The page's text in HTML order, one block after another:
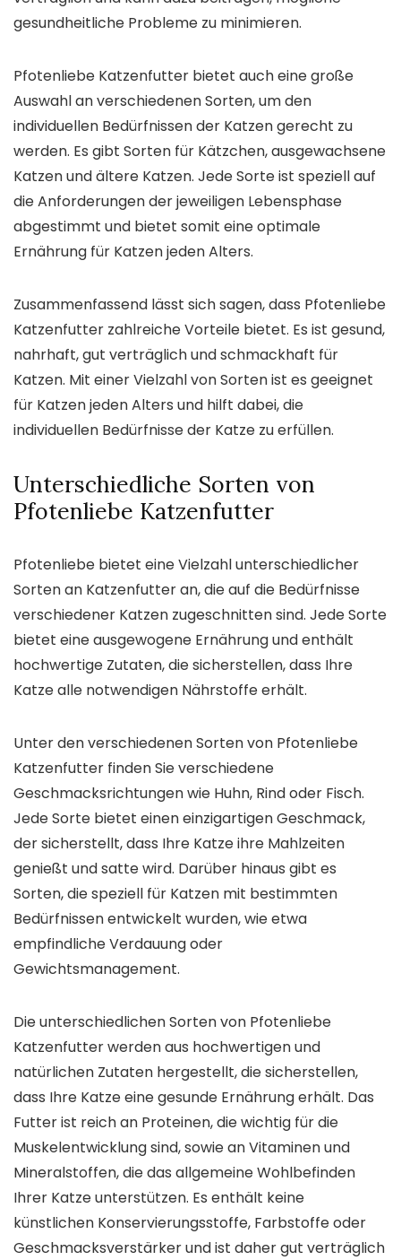
gesundheitliche Probleme zu minimieren.
Pfotenliebe Katzenfutter bietet auch eine große
Auswahl an verschiedenen Sorten, um den
individuellen Bedürfnissen der Katzen gerecht zu
werden. Es gibt Sorten für Kätzchen, ausgewachsene
Katzen und ältere Katzen. Jede Sorte ist speziell auf
die Anforderungen der jeweiligen Lebensphase
abgestimmt und bietet somit eine optimale
Ernährung für Katzen jeden Alters.
Zusammenfassend lässt sich sagen, dass Pfotenliebe
Katzenfutter zahlreiche Vorteile bietet. Es ist gesund,
nahrhaft, gut verträglich und schmackhaft für
Katzen. Mit einer Vielzahl von Sorten ist es geeignet
für Katzen jeden Alters und hilft dabei, die
individuellen Bedürfnisse der Katze zu erfüllen.
Unterschiedliche Sorten von
Pfotenliebe Katzenfutter
Pfotenliebe bietet eine Vielzahl unterschiedlicher
Sorten an Katzenfutter an, die auf die Bedürfnisse
verschiedener Katzen zugeschnitten sind. Jede Sorte
bietet eine ausgewogene Ernährung und enthält
hochwertige Zutaten, die sicherstellen, dass Ihre
Katze alle notwendigen Nährstoffe erhält.
Unter den verschiedenen Sorten von Pfotenliebe
Katzenfutter finden Sie verschiedene
Geschmacksrichtungen wie Huhn, Rind oder Fisch.
Jede Sorte bietet einen einzigartigen Geschmack,
der sicherstellt, dass Ihre Katze ihre Mahlzeiten
genießt und satte wird. Darüber hinaus gibt es
Sorten, die speziell für Katzen mit bestimmten
Bedürfnissen entwickelt wurden, wie etwa
empfindliche Verdauung oder
Gewichtsmanagement.
Die unterschiedlichen Sorten von Pfotenliebe
Katzenfutter werden aus hochwertigen und
natürlichen Zutaten hergestellt, die sicherstellen,
dass Ihre Katze eine gesunde Ernährung erhält. Das
Futter ist reich an Proteinen, die wichtig für die
Muskelentwicklung sind, sowie an Vitaminen und
Mineralstoffen, die das allgemeine Wohlbefinden
Ihrer Katze unterstützen. Es enthält keine
künstlichen Konservierungsstoffe, Farbstoffe oder
Geschmacksverstärker und ist daher gut verträglich